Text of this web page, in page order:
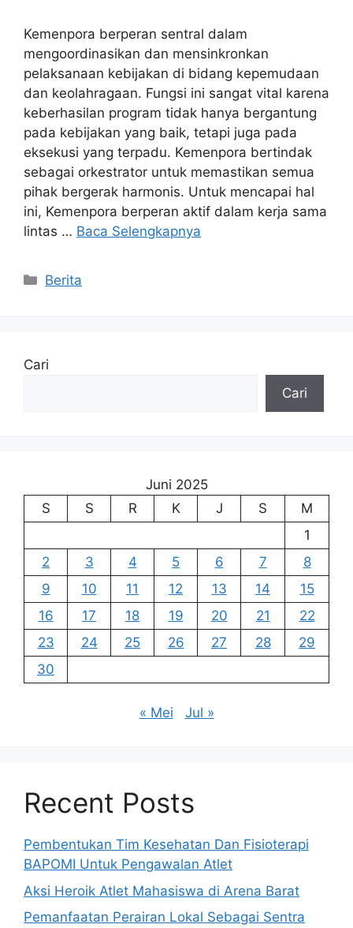
Kemenpora berperan sentral dalam
mengoordinasikan dan mensinkronkan
pelaksanaan kebijakan di bidang kepemudaan
dan keolahragaan. Fungsi ini sangat vital karena
keberhasilan program tidak hanya bergantung
pada kebijakan yang baik, tetapi juga pada
eksekusi yang terpadu. Kemenpora bertindak
sebagai orkestrator untuk memastikan semua
pihak bergerak harmonis. Untuk mencapai hal
ini, Kemenpora berperan aktif dalam kerja sama
lintas … Baca Selengkapnya
Kategori
Berita
Cari
Cari
Juni 2025
S
S R K J S
M
1
2
3 4 5 6 7
8
9
10 11 12 13 14
15
16
17 18 19 20 21
22
23
24 25 26 27 28
29
30
« Mei Jul »
Recent Posts
Pembentukan Tim Kesehatan Dan Fisioterapi
BAPOMI Untuk Pengawalan Atlet
Aksi Heroik Atlet Mahasiswa di Arena Barat
Pemanfaatan Perairan Lokal Sebagai Sentra